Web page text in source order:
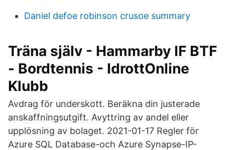
Daniel defoe robinson crusoe summary
Träna själv - Hammarby IF BTF
- Bordtennis - IdrottOnline
Klubb
Avdrag för underskott. Beräkna din justerade
anskaffningsutgift. Avyttring av andel eller
upplösning av bolaget. 2021-01-17 Regler för
Azure SQL Database-och Azure Synapse-IP-